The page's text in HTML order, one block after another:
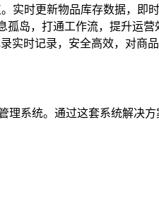
实时更新物品库存数据，即时
岛，打通工作流，提升运营
实时记录，安全高效，对商品
理系统。通过这套系统解决